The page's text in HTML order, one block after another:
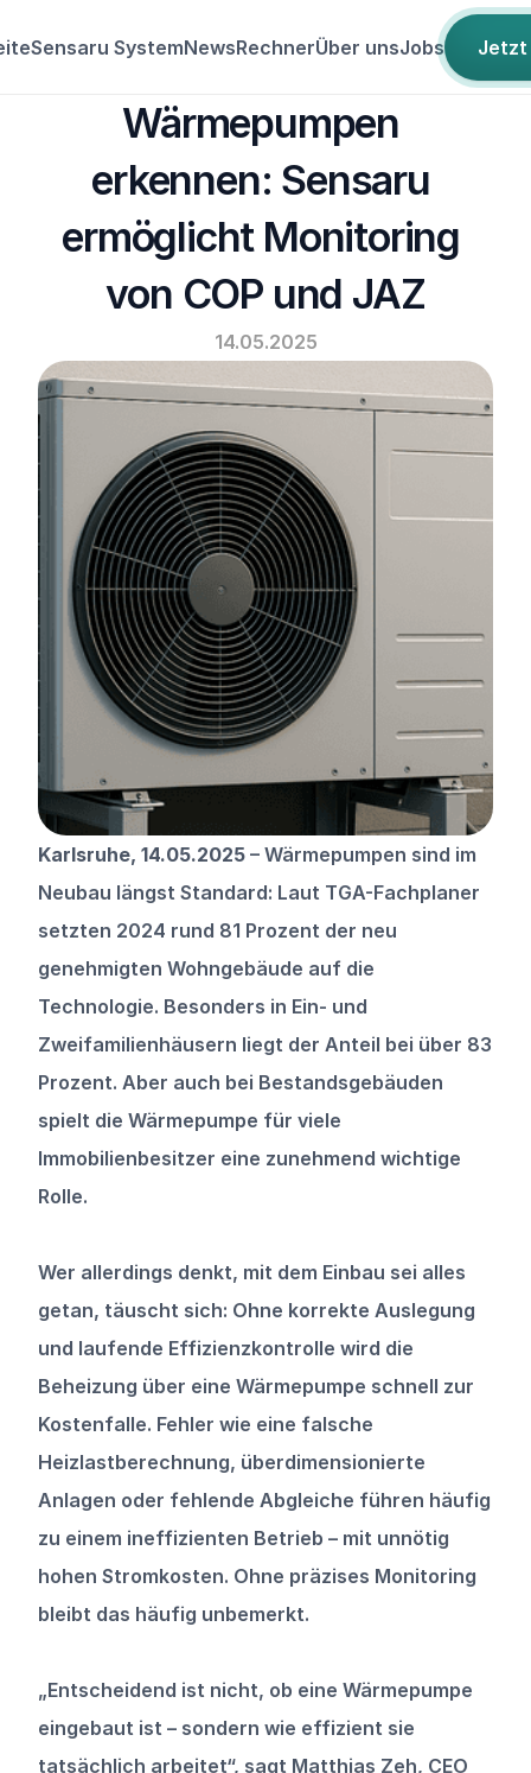
Sensaru SystemNewsRechnerÜber unsJobs Jetzt
Effizienzlücken bei
Wärmepumpen
erkennen: Sensaru
ermöglicht Monitoring
von COP und JAZ
14.05.2025
Karlsruhe, 14.05.2025 – Wärmepumpen sind im
Neubau längst Standard: Laut TGA-Fachplaner
setzten 2024 rund 81 Prozent der neu
genehmigten Wohngebäude auf die
Technologie. Besonders in Ein- und
Zweifamilienhäusern liegt der Anteil bei über 83
Prozent. Aber auch bei Bestandsgebäuden
spielt die Wärmepumpe für viele
Immobilienbesitzer eine zunehmend wichtige
Rolle.
Wer allerdings denkt, mit dem Einbau sei alles
getan, täuscht sich: Ohne korrekte Auslegung
und laufende Effizienzkontrolle wird die
Beheizung über eine Wärmepumpe schnell zur
Kostenfalle. Fehler wie eine falsche
Heizlastberechnung, überdimensionierte
Anlagen oder fehlende Abgleiche führen häufig
zu einem ineffizienten Betrieb – mit unnötig
hohen Stromkosten. Ohne präzises Monitoring
bleibt das häufig unbemerkt.
„Entscheidend ist nicht, ob eine Wärmepumpe
eingebaut ist – sondern wie effizient sie
tatsächlich arbeitet“, sagt Matthias Zeh, CEO